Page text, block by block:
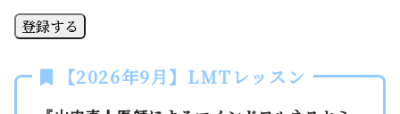
登録する
【2026年9月】LMTレッスン